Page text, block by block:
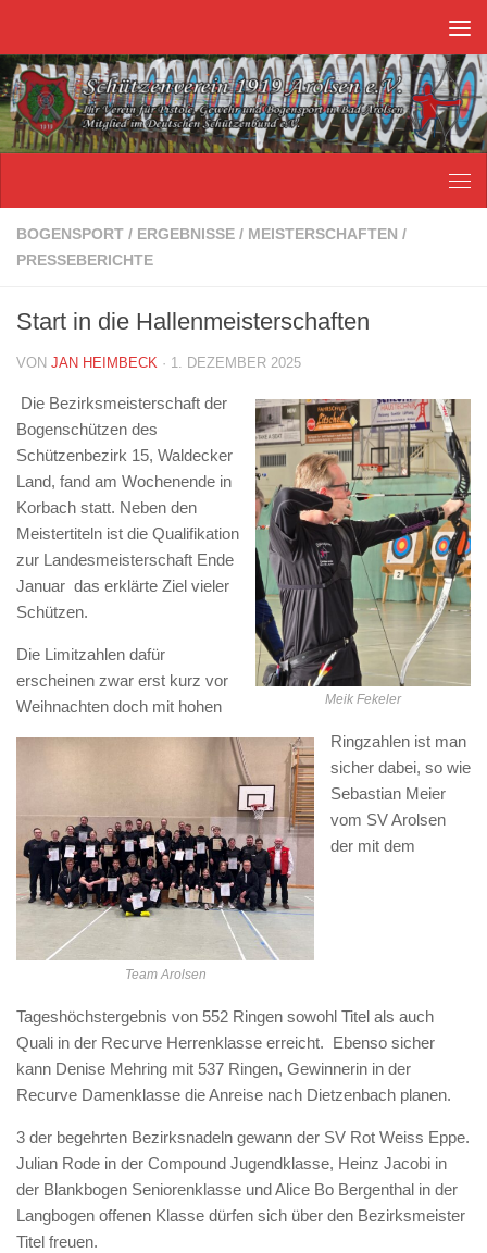
BOGENSPORT / ERGEBNISSE / MEISTERSCHAFTEN /
PRESSEBERICHTE
Start in die Hallenmeisterschaften
VON JAN HEIMBECK · 1. DEZEMBER 2025
Meik Fekeler
Die Bezirksmeisterschaft der
Bogenschützen des
Schützenbezirk 15, Waldecker
Land, fand am Wochenende in
Korbach statt. Neben den
Meistertiteln ist die Qualifikation
zur Landesmeisterschaft Ende
Januar das erklärte Ziel vieler
Schützen.
Team Arolsen
Die Limitzahlen dafür
erscheinen zwar erst kurz vor
Weihnachten doch mit hohen
Ringzahlen ist man
sicher dabei, so wie
Sebastian Meier
vom SV Arolsen
der mit dem
Tageshöchstergebnis von 552 Ringen sowohl Titel als auch
Quali in der Recurve Herrenklasse erreicht. Ebenso sicher
kann Denise Mehring mit 537 Ringen, Gewinnerin in der
Recurve Damenklasse die Anreise nach Dietzenbach planen.
3 der begehrten Bezirksnadeln gewann der SV Rot Weiss Eppe.
Julian Rode in der Compound Jugendklasse, Heinz Jacobi in
der Blankbogen Seniorenklasse und Alice Bo Bergenthal in der
Langbogen offenen Klasse dürfen sich über den Bezirksmeister
Titel freuen.